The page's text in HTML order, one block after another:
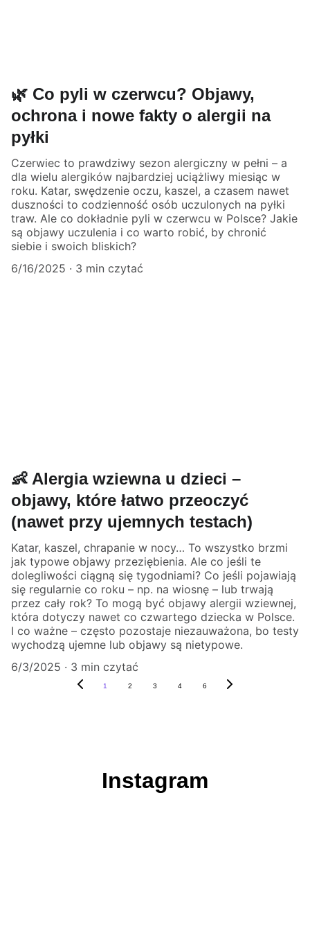
🌿 Co pyli w czerwcu? Objawy,
ochrona i nowe fakty o alergii na
pyłki
Czerwiec to prawdziwy sezon alergiczny w pełni – a
dla wielu alergików najbardziej uciążliwy miesiąc w
roku. Katar, swędzenie oczu, kaszel, a czasem nawet
duszności to codzienność osób uczulonych na pyłki
traw. Ale co dokładnie pyli w czerwcu w Polsce? Jakie
są objawy uczulenia i co warto robić, by chronić
siebie i swoich bliskich?
6/16/2025
3 min czytać
👶 Alergia wziewna u dzieci –
objawy, które łatwo przeoczyć
(nawet przy ujemnych testach)
Katar, kaszel, chrapanie w nocy… To wszystko brzmi
jak typowe objawy przeziębienia. Ale co jeśli te
dolegliwości ciągną się tygodniami? Co jeśli pojawiają
się regularnie co roku – np. na wiosnę – lub trwają
przez cały rok? To mogą być objawy alergii wziewnej,
która dotyczy nawet co czwartego dziecka w Polsce.
I co ważne – często pozostaje niezauważona, bo testy
wychodzą ujemne lub objawy są nietypowe.
6/3/2025
3 min czytać
1 2 3 4 6
Instagram